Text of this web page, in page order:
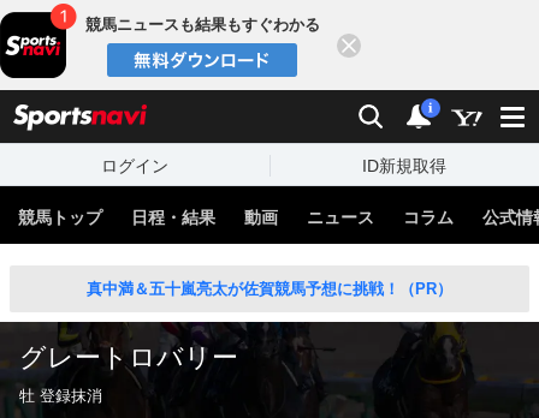
競馬ニュースも結果もすぐわかる
検索 通知
i
ログイン ID新規取得
競馬トップ 日程・結果 動画 ニュース コラム 公式情
真中満＆五十嵐亮太が佐賀競馬予想に挑戦！（PR）
グレートロバリー
牡 登録抹消